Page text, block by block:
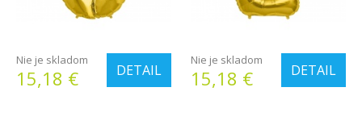
DETAIL
Nie je skladom
15,18 € DETAIL
Nie je skladom
15,18 €